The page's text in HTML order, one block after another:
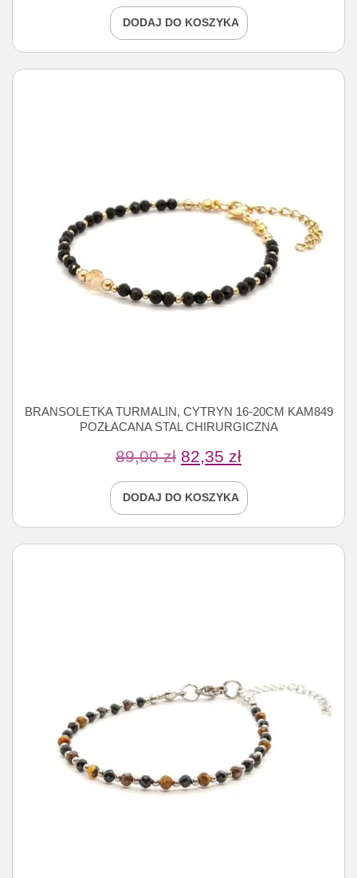
DODAJ DO KOSZYKA
BRANSOLETKA TURMALIN, CYTRYN 16-20CM KAM849
POZŁACANA STAL CHIRURGICZNA
89,00zł 82,35 zł
DODAJ DO KOSZYKA